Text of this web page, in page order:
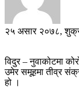
२५ असार २०७८,
विदुर – नुवाकोटमा
उमेर समूहमा तीव्र
हो ।